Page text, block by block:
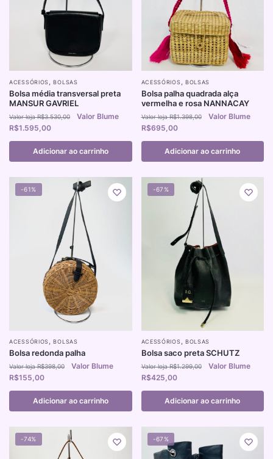
ACESSÓRIOS,BOLSAS
Bolsa média transversal preta
MANSUR GAVRIEL
R$3.530,00
R$1.595,00
Adicionar ao carrinho
ACESSÓRIOS, BOLSAS
Bolsa palha quadrada alça
vermelha e rosa NANNACAY
R$1.398,00
R$695,00
Adicionar ao carrinho
-61%
ACESSÓRIOS,BOLSAS
Bolsa redonda palha
R$398,00
R$155,00
Adicionar ao carrinho
-67%
ACESSÓRIOS, BOLSAS
Bolsa saco preta SCHUTZ
R$1.299,00
R$425,00
Adicionar ao carrinho
-74% -67%